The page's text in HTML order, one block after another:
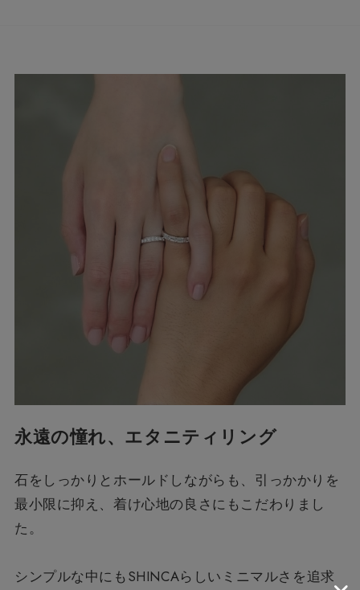
永遠の憧れ、エタニティリング
石をしっかりとホールドしながらも、引っかかりを
最小限に抑え、着け心地の良さにもこだわりまし
た。
シンプルな中にもSHINCAらしいミニマルさを追求